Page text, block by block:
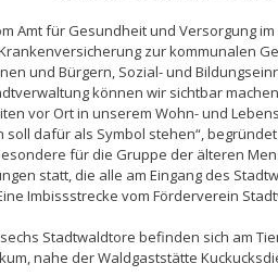
Amt für Gesundheit und Versorgung
zur kommunalen
und Bürgern, Sozial- und
können wir sichtbar
vor Ort in unserem Wohn- und
soll dafür als Symbol stehen“,
für die Gruppe der älteren
statt, die alle am Eingang des
Imbissstrecke vom Förderverein
Stadtwaldtore befinden sich am
nahe der Waldgaststätte